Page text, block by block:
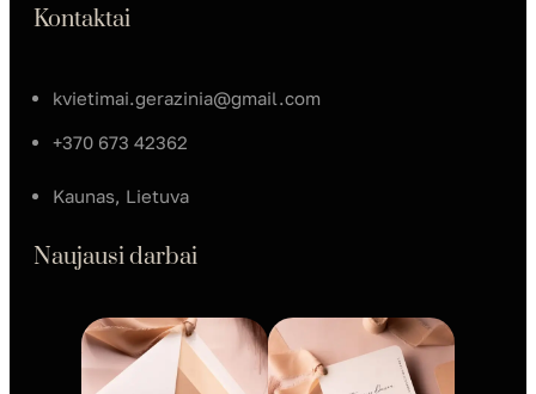
Kontaktai
kvietimai.gerazinia@gmail.com
+370 673 42362
Kaunas, Lietuva
Naujausi darbai